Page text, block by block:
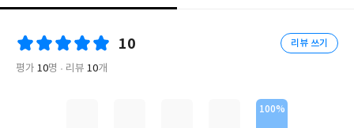
이 어우러진 이곳에는 매년 수십만 명의 방문객이 찾는다. 그러나 오
늘날의 화려한 명성과 달리, 이 섬의 출발점은 전혀 다른 모습이었
다. 구리 제련소로 인해 황폐해진 풍경, 인구 감소와 고령화로 활력
을 잃어가던 작은 섬. 당시만 해도 “왜 저런 섬에 가느냐”는 말을 들
10
평가 10명 리뷰 10개
리뷰 쓰기